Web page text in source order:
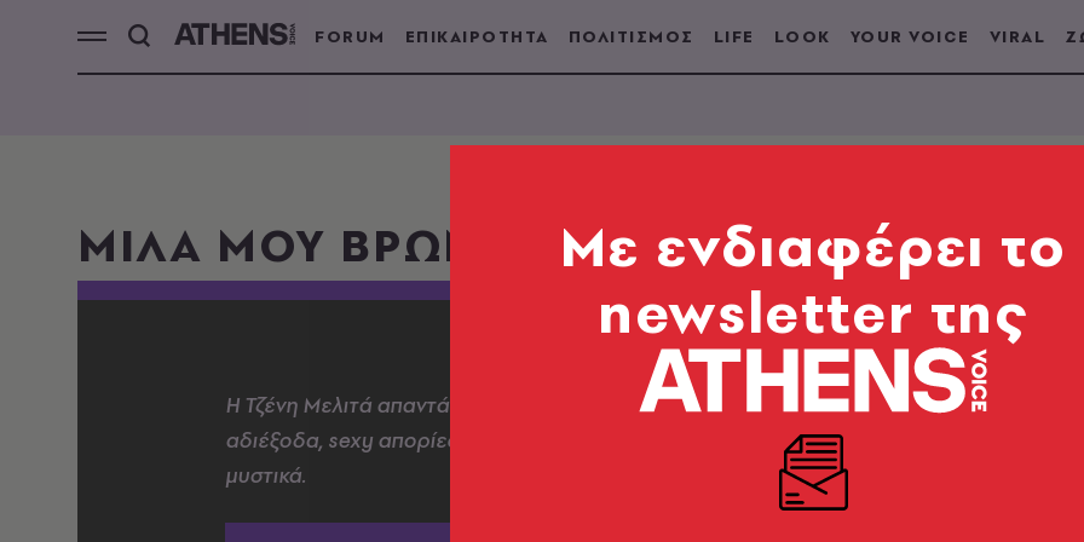
FORUM ΕΠΙΚΑΙΡΟΤΗΤΑ ΠΟΛΙΤΙΣΜΟΣ LIFE LOOK YOUR VOICE VIRAL
ΜΙΛΑ ΜΟΥ ΒΡΩΜΙΚΑ
Η Τζένη Μελιτά απαντά σε ερωτικά
αδιέξοδα, sexy απορίες, κρυμμένα
μυστικά.
Mε ενδιαφέρει το
newsletter της